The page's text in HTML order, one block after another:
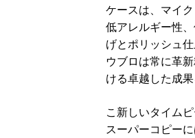
ケースは、マイ
低アレルギー性
げとポリッシュ
ウブロは常に革
ける卓越した成
こ新しいタイム
スーパーコピー